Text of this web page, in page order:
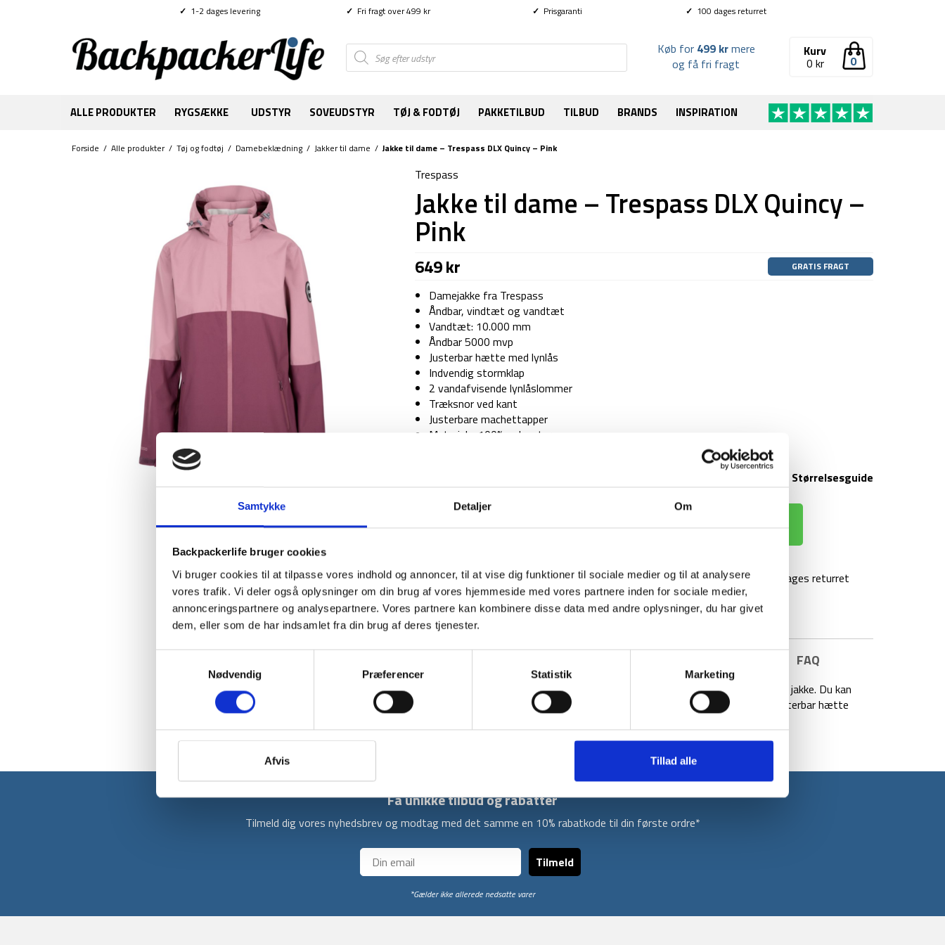
Samtykke Detaljer Om
Backpackerlife bruger cookies
Vi bruger cookies til at tilpasse vores indhold og annoncer, til at vise dig funktioner til sociale medier og til at analysere
vores trafik. Vi deler også oplysninger om din brug af vores hjemmeside med vores partnere inden for sociale medier,
annonceringspartnere og analysepartnere. Vores partnere kan kombinere disse data med andre oplysninger, du har givet
dem, eller som de har indsamlet fra din brug af deres tjenester.
Nødvendig
Præferencer Statistik Marketing
Afvis Tillad alle
✓ 1-2 dages levering ✓ Fri fragt over 499 kr ✓ Prisgaranti ✓ 100 dages returret
Products
search 0
Kurv
0 kr
Køb for 499 krmere
og få fri fragt
ALLE PRODUKTER RYGSÆKKE UDSTYR SOVEUDSTYR TØJ & FODTØJ PAKKETILBUD TILBUD BRANDS INSPIRATION
Forside / Alle produkter/ Tøj og fodtøj / Damebeklædning / Jakker til dame / Jakke til dame – Trespass DLX Quincy – Pink
Trespass
Jakke til dame – Trespass DLX Quincy –
Pink
649kr GRATIS FRAGT
Damejakke fra Trespass
Åndbar, vindtæt og vandtæt
Vandtæt: 10.000 mm
Åndbar 5000 mvp
Justerbar hætte med lynlås
Indvendig stormklap
2 vandafvisende lynlåslommer
Træksnor ved kant
Justerbare machettapper
Materiale: 100% polyester
Størrelsesguide
TILFØJ TIL KURV
1-2 dages levering Fri fragt over 499 kr 100 dages returret
FAQ
DLX Quincy jakke til dame fra Trespass er en praktisk åndbar, vand- og vindtæt jakke. Du kan
bruge den til hverdagen, vandreturen eller rejsen. Jakken har tapede sømme, justerbar hætte
Få unikke tilbud og rabatter
Tilmeld dig vores nyhedsbrev og modtag med det samme en 10% rabatkode til din første ordre*
Tilmeld
*Gælder ikke allerede nedsatte varer